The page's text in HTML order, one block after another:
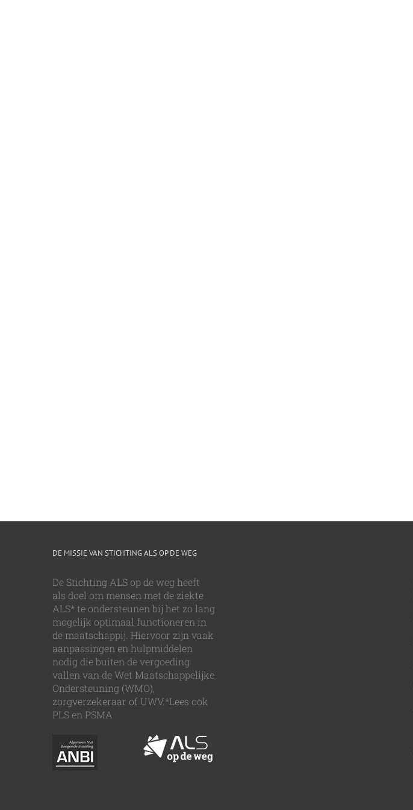
DE MISSIE VAN STICHTING ALS OP DE WEG
De Stichting ALS op de weg heeft
als doel om mensen met de ziekte
ALS* te ondersteunen bij het zo lang
mogelijk optimaal functioneren in
de maatschappij. Hiervoor zijn vaak
aanpassingen en hulpmiddelen
nodig die buiten de vergoeding
vallen van de Wet Maatschappelijke
Ondersteuning (WMO),
zorgverzekeraar of UWV.*Lees ook
PLS en PSMA